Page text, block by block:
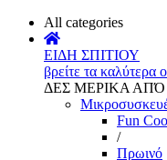
All categories
ΕΙΔΗ ΣΠΙΤΙΟΥ
βρείτε τα καλύτερα
ΔΕΣ ΜΕΡΙΚΑ ΑΠΌ
Fun
/
Πρωινό